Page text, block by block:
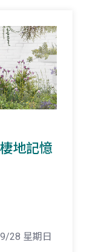
地記憶
28 星期日